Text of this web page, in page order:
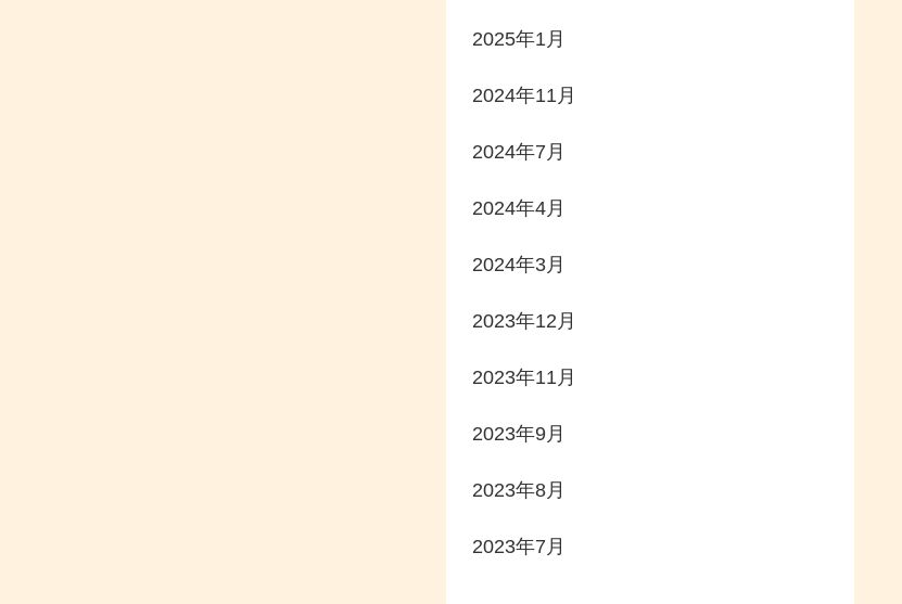
2025年1月
2024年11月
2024年7月
2024年4月
2024年3月
2023年12月
2023年11月
2023年9月
2023年8月
2023年7月